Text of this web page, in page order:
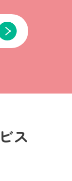
ス